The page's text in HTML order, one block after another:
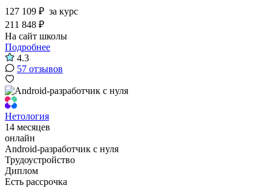
127 109 ₽ за курс
211 848 ₽
На сайт школы
Подробнее
4.3
57 отзывов
Нетология
14 месяцев
онлайн
Android-разработчик с нуля
Трудоустройство
Диплом
Есть рассрочка